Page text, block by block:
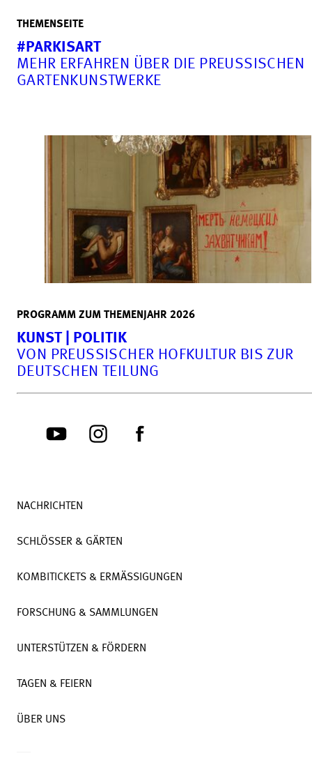
THEMENSEITE
#PARKISART
MEHR ERFAHREN ÜBER DIE PREUSSISCHEN G
ARTENKUNSTWERKE
PROGRAMM ZUM THEMENJAHR 2026
KUNST | POLITIK
VON PREUSSISCHER HOFKULTUR BIS ZUR D
EUTSCHEN TEILUNG
NACHRICHTEN
SCHLÖSSER & GÄRTEN
KOMBITICKETS & ERMÄSSIGUNGEN
FORSCHUNG & SAMMLUNGEN
UNTERSTÜTZEN & FÖRDERN
TAGEN & FEIERN
ÜBER UNS